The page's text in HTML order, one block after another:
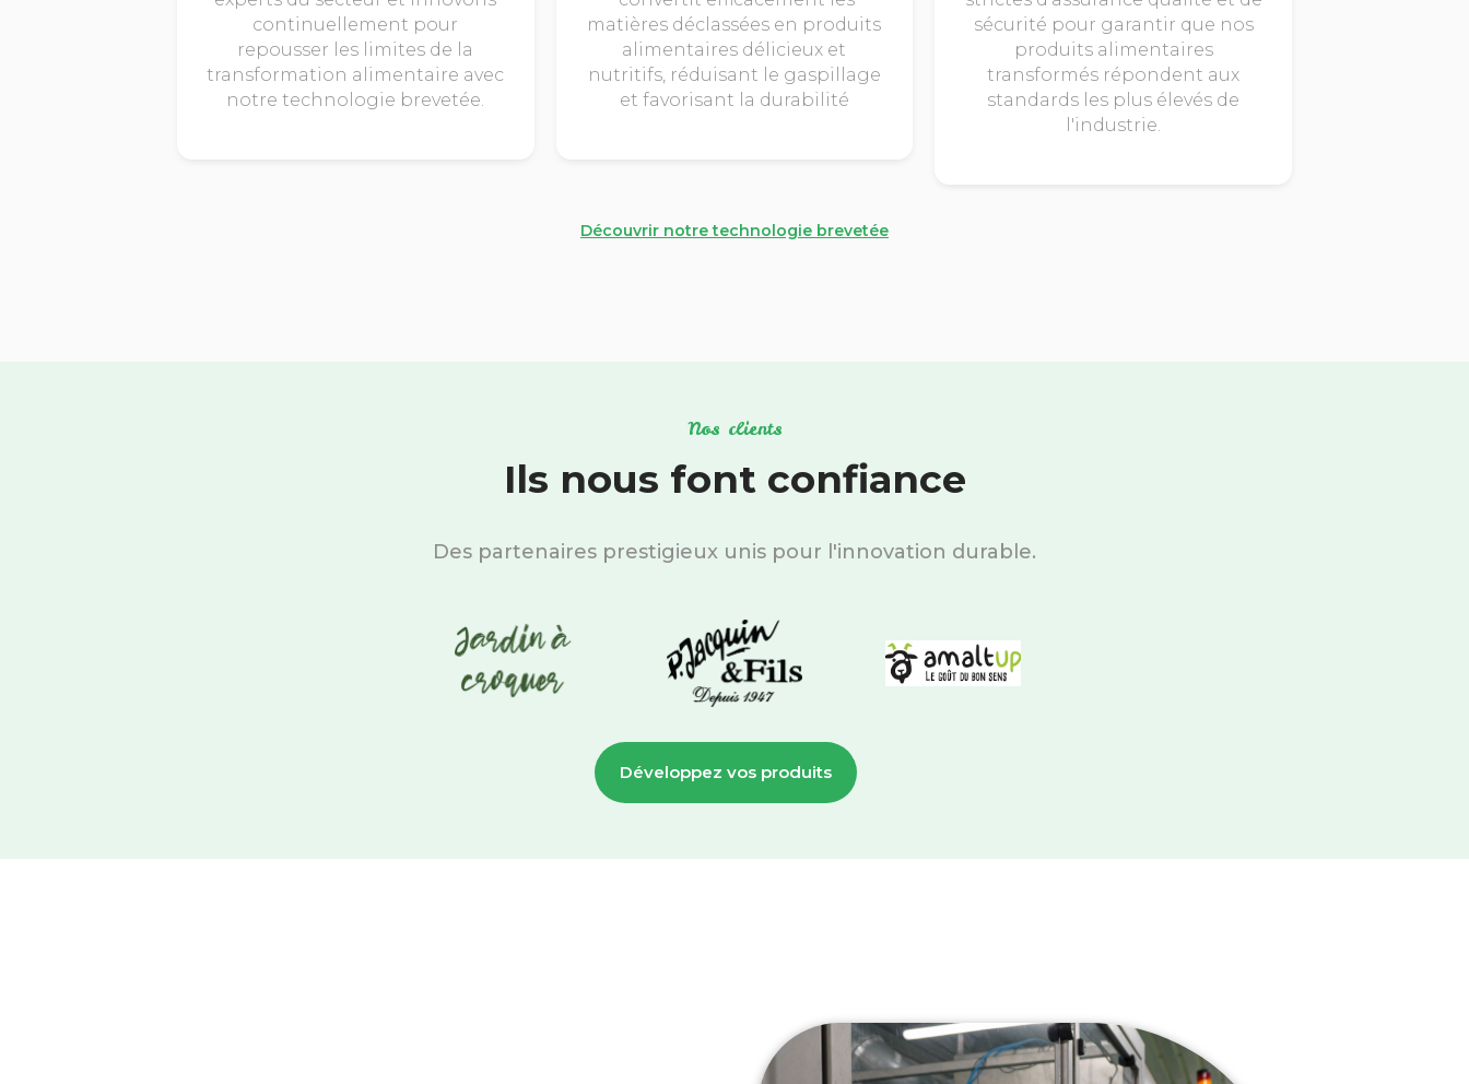
continuellement pour
repousser les limites de la
transformation alimentaire avec
notre technologie brevetée.
matières déclassées en produits
alimentaires délicieux et
nutritifs, réduisant le gaspillage
et favorisant la durabilité
sécurité pour garantir que nos
produits alimentaires
transformés répondent aux
standards les plus élevés de
l'industrie.
Découvrir notre technologie brevetée
Nos clients
Ils nous font confiance
Des partenaires prestigieux unis pour l'innovation durable.
Développez vos produits